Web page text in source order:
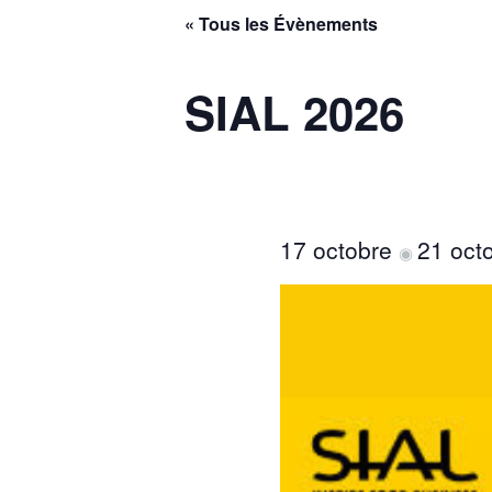
« Tous les Évènements
SIAL 2026
17 octobre ◉ 21